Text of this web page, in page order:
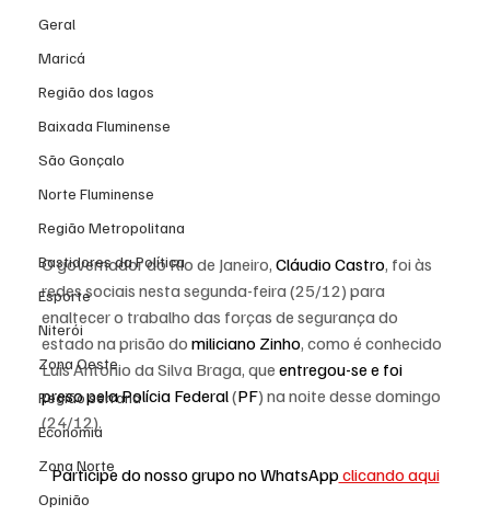
Geral
Maricá
Região dos lagos
Baixada Fluminense
São Gonçalo
Norte Fluminense
Região Metropolitana
Bastidores da Política
Esporte
Niterói
Zona Oeste
Região serrana
Economia
Zona Norte
Opinião
O governador do Rio de Janeiro, Cláudio Castro, foi às
redes sociais nesta segunda-feira (25/12) para
enaltecer o trabalho das forças de segurança do
estado na prisão do miliciano Zinho, como é conhecido
Luis Antonio da Silva Braga, que entregou-se e foi
preso pela Polícia Federal (PF) na noite desse domingo
(24/12).
Participe do nosso grupo no WhatsApp clicando aqui